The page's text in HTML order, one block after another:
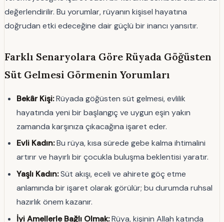
değerlendirilir. Bu yorumlar, rüyanın kişisel hayatına
doğrudan etki edeceğine dair güçlü bir inancı yansıtır.
Farklı Senaryolara Göre Rüyada Göğüsten
Süt Gelmesi Görmenin Yorumları
Bekâr Kişi:Rüyada göğüsten süt gelmesi, evlilik
hayatında yeni bir başlangıç ve uygun eşin yakın
zamanda karşınıza çıkacağına işaret eder.
Evli Kadın:Bu rüya, kısa sürede gebe kalma ihtimalini
artırır ve hayırlı bir çocukla buluşma beklentisi yaratır.
Yaşlı Kadın:Süt akışı, eceli ve ahirete göç etme
anlamında bir işaret olarak görülür; bu durumda ruhsal
hazırlık önem kazanır.
İyi Amellerle Bağlı Olmak:Rüya, kişinin Allah katında